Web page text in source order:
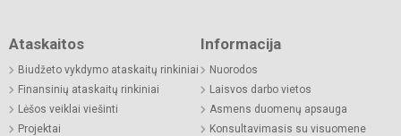
Ataskaitos
Biudžeto vykdymo ataskaitų rinkiniai
Finansinių ataskaitų rinkiniai
Lėšos veiklai viešinti
Projektai
Informacija
Nuorodos
Laisvos darbo vietos
Asmens duomenų apsauga
Konsultavimasis su visuomene